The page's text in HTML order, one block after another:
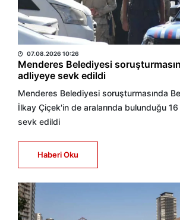
DHA
07.08.2026 10:26
Menderes Belediyesi
adliyeye sevk edildi
Menderes Belediyesi soruşturmasında
İlkay Çiçek'in de aralarında bulunduğu
sevk edildi
Haberi Oku